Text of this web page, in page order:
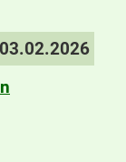
03.02.2026